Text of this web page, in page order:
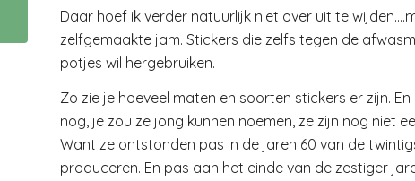
Daar hoef ik verder natuurlijk niet over uit te
zelfgemaakte jam. Stickers die zelfs tegen de
potjes wil hergebruiken.
Zo zie je hoeveel maten en soorten stickers er zijn.
nog, je zou ze jong kunnen noemen, ze zijn nog niet
Want ze ontstonden pas in de jaren 60 van de
produceren. En pas aan het einde van de zestiger